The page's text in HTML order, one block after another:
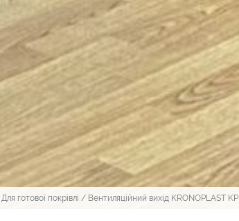
Для готової покрівлі / Вентиляційний вихід KRONOPLAST KPI